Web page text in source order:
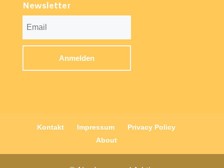
Newsletter
Kontakt Impressum
Privacy Policy
About